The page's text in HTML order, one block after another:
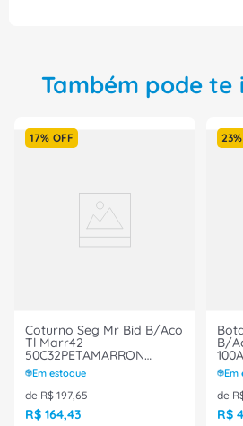
Também pode te
17% OFF
Coturno Seg Mr Bid B/Aco
Tl Marr42
50C32PETAMARRON
Marluvas
Em estoque
de R$ 197,65
R$ 164,43
23%
B/
Em
de
R$